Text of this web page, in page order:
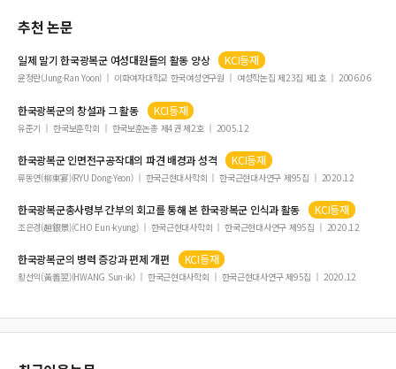
추천 논문
일제 말기한국광복군여성대원들의 활동 양상 KCI등재
윤정란(Jung-Ran Yoon) 이화여자대학교 한국여성연구원 여성학논집 제23집 제1호 2006.06
한국광복군의 창설과 그 활동 KCI등재
유준기 한국보훈학회 한국보훈논총 제4권 제2호 2005.12
한국광복군인면전구공작대의 파견 배경과 성격 KCI등재
류동연(柳東宴)(RYU Dong-Yeon) 한국근현대사학회 한국근현대사연구 제95집 2020.12
한국광복군총사령부 간부의 회고를 통해 본한국광복군인식과 활동 KCI등재
조은경(趙銀景)(CHO Eun-kyung) 한국근현대사학회 한국근현대사연구 제95집 2020.12
한국광복군의 병력 증강과 편제 개편 KCI등재
황선익(黃善翌)(HWANG Sun-ik) 한국근현대사학회 한국근현대사연구 제95집 2020.12